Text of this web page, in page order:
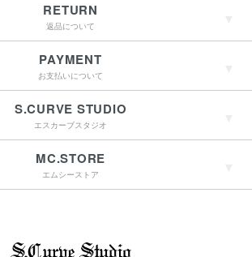
￥4,400（税込）以上
のご購入で送料無料
15:00までのご注文で
最短翌営業日配送
RETURN
返品について
→詳しくはこちらへ
PAYMENT
お支払いについて
S.CURVE STUDIO
エスカーブスタジオ
MC.STORE
エムシーストア